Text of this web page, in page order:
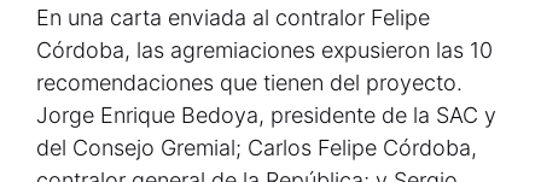
En una carta enviada al contralor Felipe
Córdoba, las agremiaciones expusieron las 10
recomendaciones que tienen del proyecto.
Jorge Enrique Bedoya, presidente de la SAC y
del Consejo Gremial; Carlos Felipe Córdoba,